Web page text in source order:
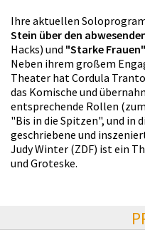
Ihre aktuellen
Stein über den
Hacks) und "Starke Frauen"
Neben ihrem großem
Theater hat Cordula
das Komische und
entsprechende Rollen
"Bis in die Spitzen", und in
geschriebene und
Judy Winter (ZDF) ist ein
und Groteske.